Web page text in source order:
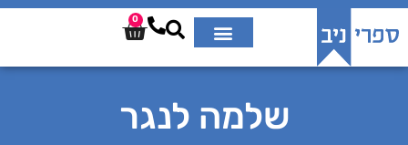
0
שלמה לנגר